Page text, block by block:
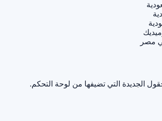
مصر
الجديدة التي تضيفها من لوحة التحكم.